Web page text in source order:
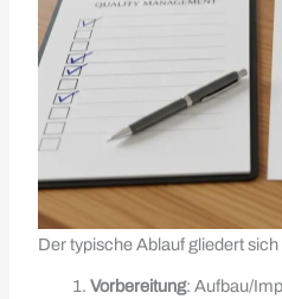
Der typische Ablauf gliedert
Vorbereitung: Aufbau/